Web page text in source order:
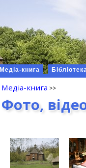
Медіа-книга
Медіа-книга
Фото,